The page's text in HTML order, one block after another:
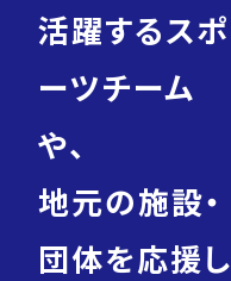
活躍するスポ
ーツチーム
や、
地元の施設・
団体を応援し